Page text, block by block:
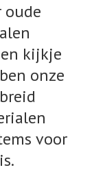
oude
kijkje
onze
voor